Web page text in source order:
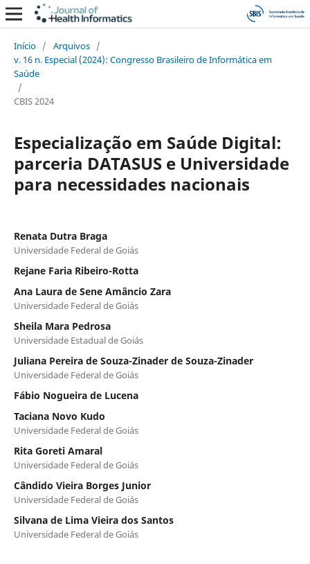
Início / Arquivos /
v. 16 n. Especial (2024): Congresso Brasileiro de Informática em
Saúde
/
CBIS 2024
Especialização em Saúde Digital:
parceria DATASUS e Universidade
para necessidades nacionais
Renata Dutra Braga
Universidade Federal de Goiás
Rejane Faria Ribeiro-Rotta
Ana Laura de Sene Amâncio Zara
Universidade Federal de Goiás
Sheila Mara Pedrosa
Universidade Estadual de Goiás
Juliana Pereira de Souza-Zinader de Souza-Zinader
Universidade Federal de Goiás
Fábio Nogueira de Lucena
Taciana Novo Kudo
Universidade Federal de Goiás
Rita Goreti Amaral
Universidade Federal de Goiás
Cândido Vieira Borges Junior
Universidade Federal de Goiás
Silvana de Lima Vieira dos Santos
Universidade Federal de Goiás